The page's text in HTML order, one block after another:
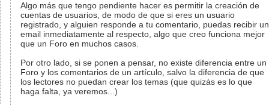
Algo más que tengo pendiente hacer es permitir la creación de
cuentas de usuarios, de modo de que si eres un usuario
registrado, y alguien responde a tu comentario, puedas recibir un
email inmediatamente al respecto, algo que creo funciona mejor
que un Foro en muchos casos.
Por otro lado, si se ponen a pensar, no existe diferencia entre un
Foro y los comentarios de un artículo, salvo la diferencia de que
los lectores no puedan crear los temas (que quizás es lo que
haga falta, ya veremos...)